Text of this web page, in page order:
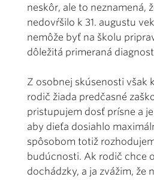
neskôr, ale to neznamená,
nedovŕšilo k 31. augustu
nemôže byť na školu
dôležitá primeraná
Z osobnej skúsenosti však
rodič žiada predčasné
pristupujem dosť prísne a
aby dieťa dosiahlo
spôsobom totiž
budúcnosti. Ak rodič chce
dochádzky, a ja zvážim, že